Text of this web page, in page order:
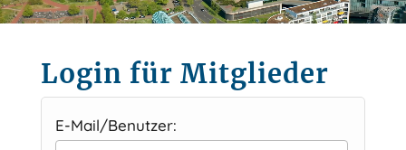
Login für Mitglieder
E-Mail/Benutzer: